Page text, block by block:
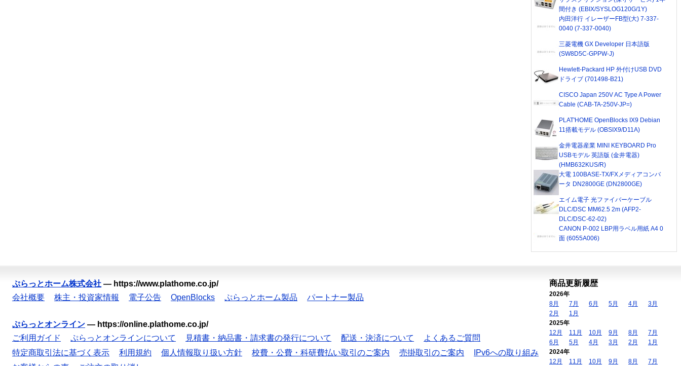
間付き (EBIX/SYSLOG120G/1Y)
内田洋行 イレーザーFB型(大) 7-337-
0040 (7-337-0040)
三菱電機 GX Developer 日本語版
(SW8D5C-GPPW-J)
Hewlett-Packard HP 外付けUSB DVD
ドライブ (701498-B21)
CISCO Japan 250V AC Type A Power
Cable (CAB-TA-250V-JP=)
PLAT'HOME OpenBlocks IX9 Debian
11搭載モデル (OBSIX9/D11A)
金井電器産業 MINI KEYBOARD Pro
USBモデル 英語版 (金井電器)
(HMB632KUS/R)
大電 100BASE-TX/FXメディアコンバ
ータ DN2800GE (DN2800GE)
エイム電子 光ファイバーケーブル
DLC/DSC MM62.5 2m (AFP2-
DLC/DSC-62-02)
CANON P-002 LBP用ラベル用紙 A4 0
面 (6055A006)
ぷらっとホーム株式会社 — https://www.plathome.co.jp/
会社概要
株主・投資家情報 電子公告 OpenBlocks ぷらっとホーム製品 パートナー製品
ぷらっとオンライン — https://online.plathome.co.jp/
ご利用ガイド
ぷらっとオンラインについて 見積書・納品書・請求書の発行について 配送・決済について
よくあるご質問
特定商取引法に基づく表示
利用規約 個人情報取り扱い方針 校費・公費・科研費払い取引のご案内 売掛取引のご案内
IPv6への取り組み
商品更新履歴
2026年
8月
7月 6月 5月 4月
3月
2月
1月
2025年
12月
11月 10月 9月 8月
7月
6月
5月 4月 3月 2月
1月
2024年
12月
11月 10月 9月 8月
7月